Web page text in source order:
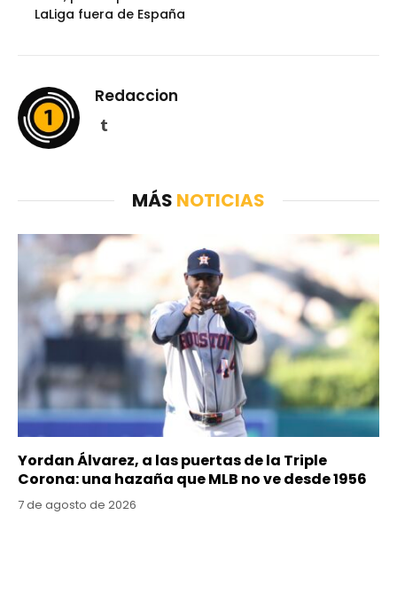
LaLiga fuera de España
Redaccion
Tumblr
MÁS NOTICIAS
Yordan Álvarez, a las puertas de la Triple
Corona: una hazaña que MLB no ve desde 1956
7 de agosto de 2026